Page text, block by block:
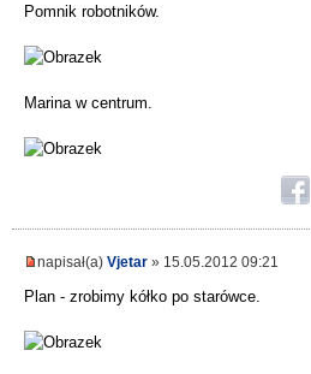
Pomnik robotników.
Marina w centrum.
napisał(a) Vjetar » 15.05.2012 09:21
Plan - zrobimy kółko po starówce.